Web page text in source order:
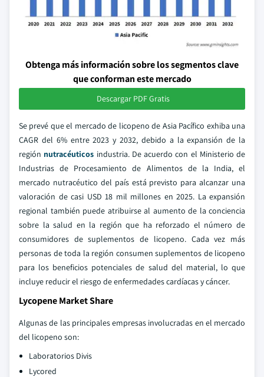
Obtenga más información sobre los segmentos clave
que conforman este mercado
Descargar PDF Gratis
Se prevé que el mercado de licopeno de Asia Pacífico exhiba una
CAGR del 6% entre 2023 y 2032, debido a la expansión de la
región nutracéuticos industria. De acuerdo con el Ministerio de
Industrias de Procesamiento de Alimentos de la India, el
mercado nutracéutico del país está previsto para alcanzar una
valoración de casi USD 18 mil millones en 2025. La expansión
regional también puede atribuirse al aumento de la conciencia
sobre la salud en la región que ha reforzado el número de
consumidores de suplementos de licopeno. Cada vez más
personas de toda la región consumen suplementos de licopeno
para los beneficios potenciales de salud del material, lo que
incluye reducir el riesgo de enfermedades cardíacas y cáncer.
Lycopene Market Share
Algunas de las principales empresas involucradas en el mercado
del licopeno son:
Laboratorios Divis
Lycored